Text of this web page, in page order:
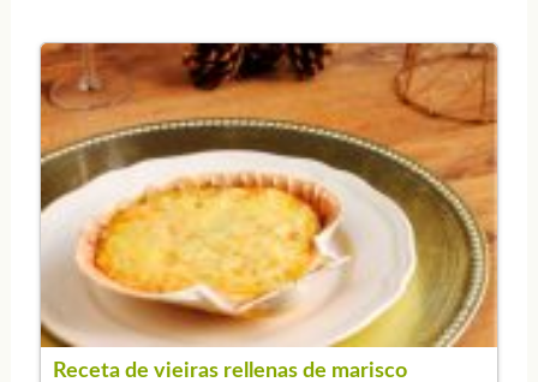
Receta de vieiras rellenas de marisco